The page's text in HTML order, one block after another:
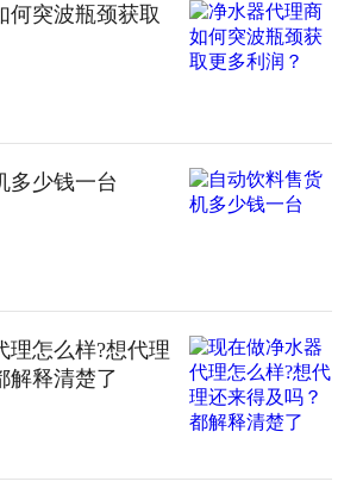
何突波瓶颈获取
多少钱一台
理怎么样?想代理
解释清楚了